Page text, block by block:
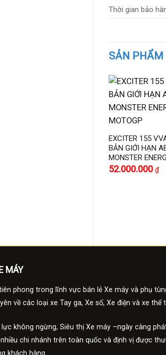
Thời gian bảo
SẢN PHẨM
EXCITER 155
BẢN GIỚI HẠN
MONSTER
Giá
52.000.000 ₫Giá
MÁY
phong trong lĩnh vực bán lẻ Xe máy và phụ
về các loại xe Tay ga, Xe số, Xe điện và xe thể
không ngừng, Siêu thị Xe máy –ngày càng
chi nhánh trên toàn quốc và định vị được
khách hàng